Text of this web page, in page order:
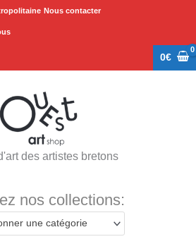
Nous contacter
0€
des artistes bretons
nos collections:
une catégorie